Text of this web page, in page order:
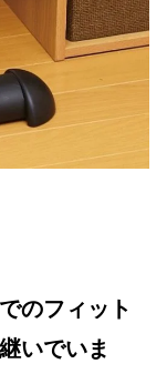
のフィット
いでいま